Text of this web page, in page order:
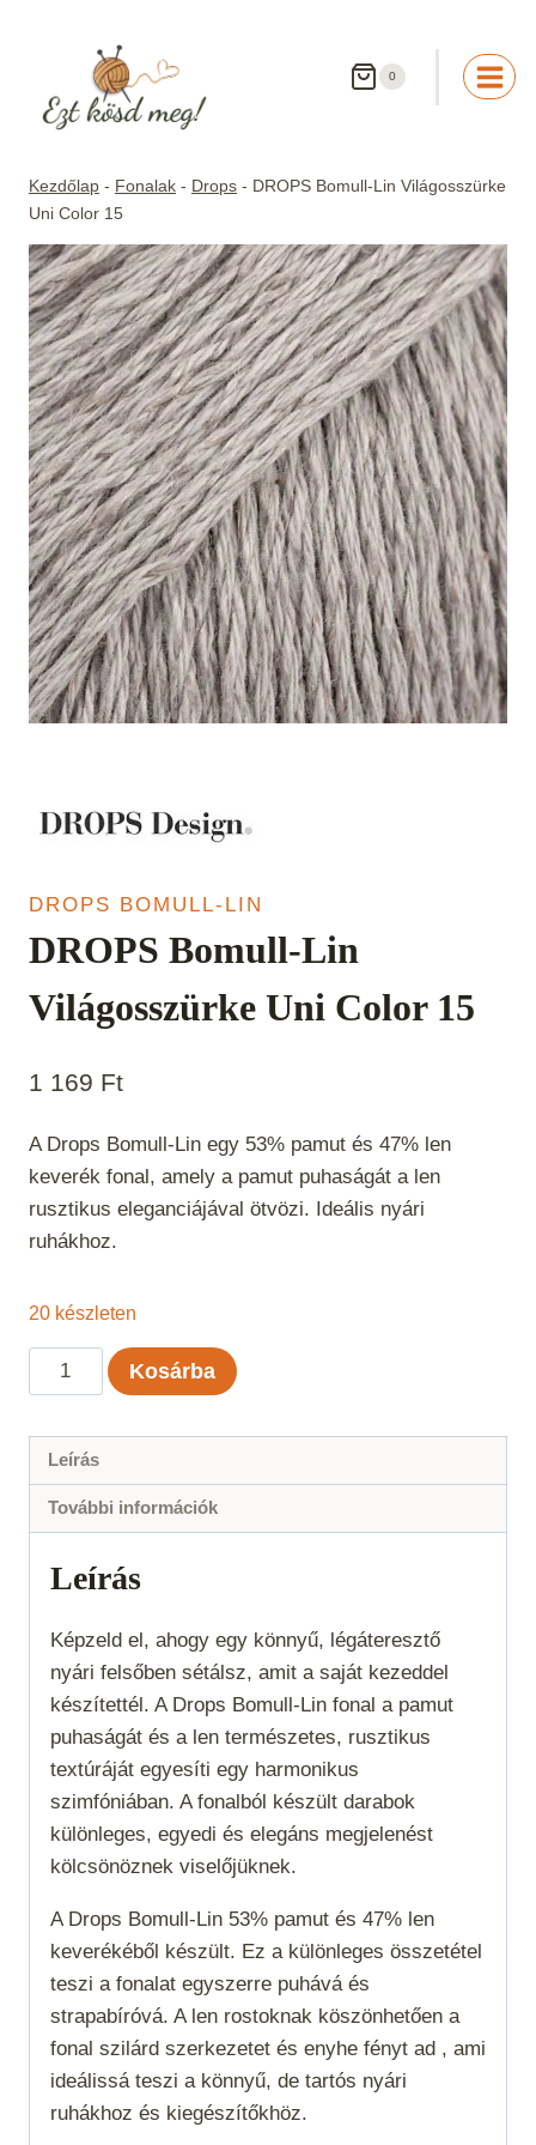
0
Kezdőlap - Fonalak - Drops - DROPS Bomull-Lin Világosszürke
Uni Color 15
DROPS BOMULL-LIN
DROPS Bomull-Lin
Világosszürke Uni Color 15
1 169 Ft
A Drops Bomull-Lin egy 53% pamut és 47% len
keverék fonal, amely a pamut puhaságát a len
rusztikus eleganciájával ötvözi. Ideális nyári
ruhákhoz.
20 készleten
DROPS
Bomull-
Világosszürke
Uni
mennyiség
Kosárba
Leírás
További információk
Leírás
Képzeld el, ahogy egy könnyű, légáteresztő
nyári felsőben sétálsz, amit a saját kezeddel
készítettél. A Drops Bomull-Lin fonal a pamut
puhaságát és a len természetes, rusztikus
textúráját egyesíti egy harmonikus
szimfóniában. A fonalból készült darabok
különleges, egyedi és elegáns megjelenést
kölcsönöznek viselőjüknek.
A Drops Bomull-Lin 53% pamut és 47% len
keverékéből készült. Ez a különleges összetétel
teszi a fonalat egyszerre puhává és
strapabíróvá. A len rostoknak köszönhetően a
fonal szilárd szerkezetet és enyhe fényt ad , ami
ideálissá teszi a könnyű, de tartós nyári
ruhákhoz és kiegészítőkhöz.